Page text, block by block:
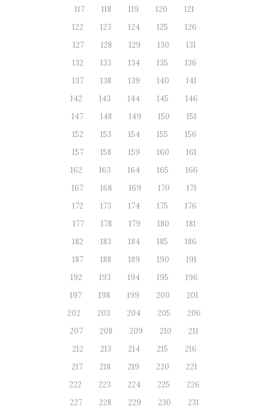
117
118 119 120
121
122
123 124 125
126
127
128 129 130
131
132
133 134 135
136
137
138 139 140
141
142
143 144 145
146
147
148 149 150
151
152
153 154 155
156
157
158 159 160
161
162
163 164 165
166
167
168 169 170
171
172
173 174 175
176
177
178 179 180
181
182
183 184 185
186
187
188 189 190
191
192
193 194 195
196
197
198 199 200
201
202
203 204 205
206
207
208 209 210
211
212
213 214 215
216
217
218 219 220
221
222
223 224 225
226
227
228 229 230
231